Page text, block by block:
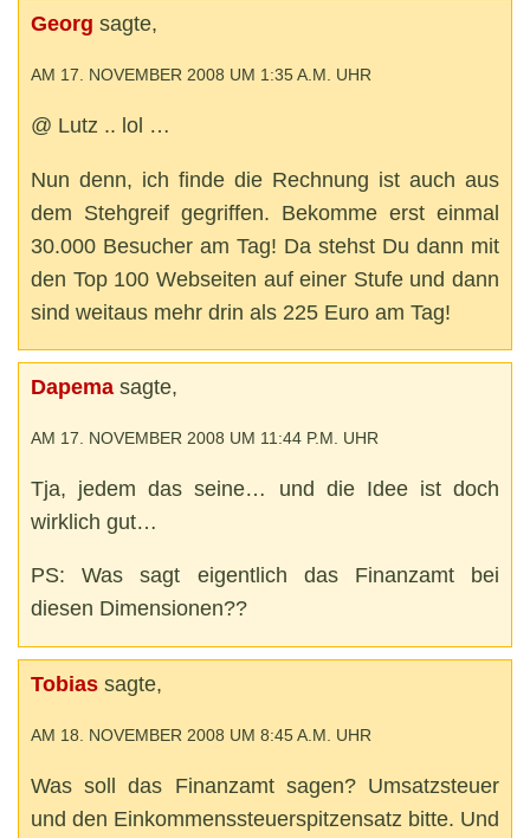
Georg sagte,
AM 17. NOVEMBER 2008 UM 1:35 A.M. UHR
@ Lutz .. lol …
Nun denn, ich finde die Rechnung ist auch aus
dem Stehgreif gegriffen. Bekomme erst einmal
30.000 Besucher am Tag! Da stehst Du dann mit
den Top 100 Webseiten auf einer Stufe und dann
sind weitaus mehr drin als 225 Euro am Tag!
Dapema sagte,
AM 17. NOVEMBER 2008 UM 11:44 P.M. UHR
Tja, jedem das seine… und die Idee ist doch
wirklich gut…
PS: Was sagt eigentlich das Finanzamt bei
diesen Dimensionen??
Tobias sagte,
AM 18. NOVEMBER 2008 UM 8:45 A.M. UHR
Was soll das Finanzamt sagen? Umsatzsteuer
und den Einkommenssteuerspitzensatz bitte. Und